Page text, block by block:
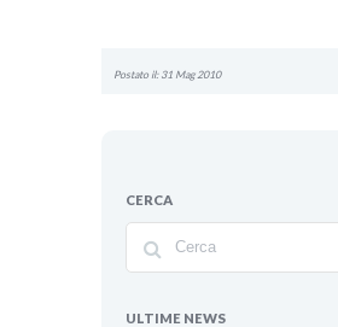
Postato il: 31 Mag 2010
CERCA
ULTIME NEWS